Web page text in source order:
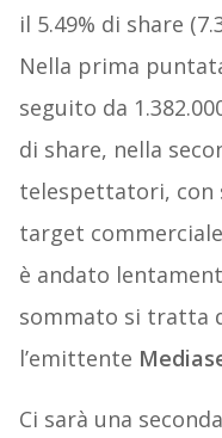
il 5.49% di share
Nella prima
seguito da
di share, nella
telespettatori, con
target
è andato
sommato si tratta
l’emittente
Ci sarà una